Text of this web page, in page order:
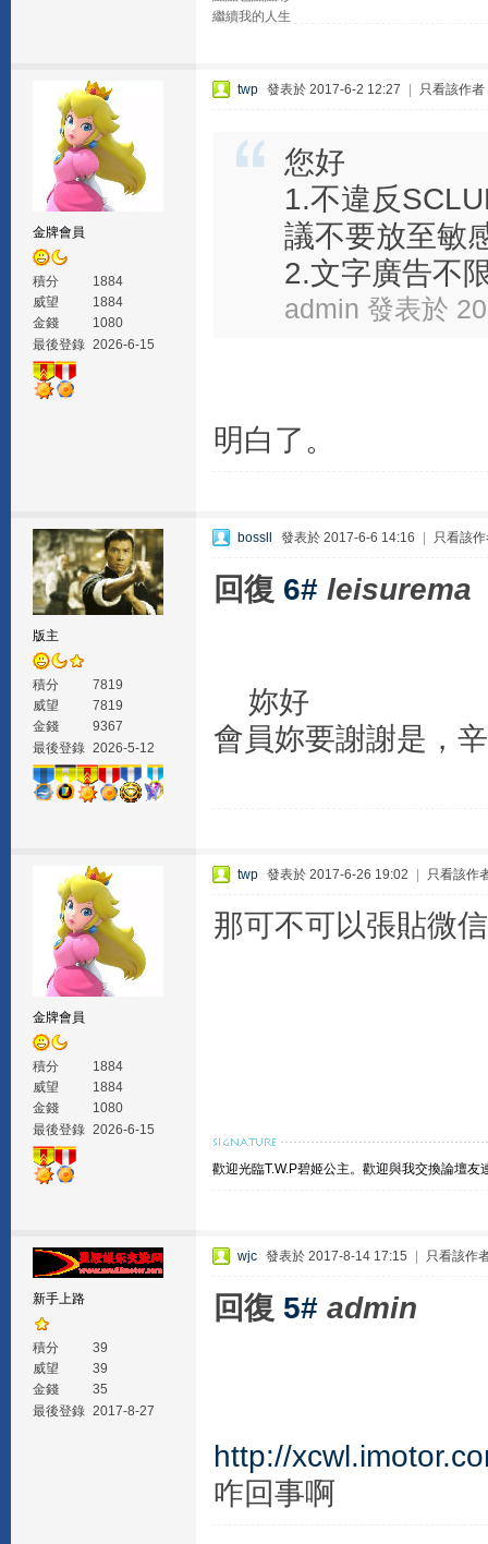
繼續我的人生
金牌會員
積分
1884
威望
1884
金錢
1080
最後登錄 2026-6-15
twp 發表於 2017-6-2 12:27 只看該作者
您好
1.不違反
議不要放至敏
2.文字廣告不
admin 發表於
明白了。
版主
積分
7819
威望
7819
金錢
9367
最後登錄 2026-5-12
bossll 發表於 2017-6-6 14:16 只看該
回復 6# leisurema
妳好
會員妳要謝謝是，
金牌會員
積分
1884
威望
1884
金錢
1080
最後登錄 2026-6-15
twp 發表於 2017-6-26 19:02 只看該作
那可不可以張貼微
歡迎光臨T.W.P碧姬公主。 歡迎與我交換論壇友
新手上路
積分
39
威望
39
金錢
35
最後登錄 2017-8-27
wjc 發表於 2017-8-14 17:15 只看該作
回復 5# admin
http://
咋回事啊